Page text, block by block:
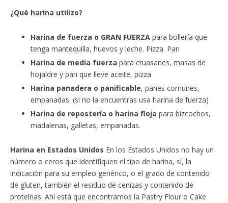
¿Qué harina utilizo?
Harina de fuerza o GRAN FUERZA para bollería que
tenga mantequilla, huevos y leche. Pizza. Pan
Harina de media fuerza para cruasanes, masas de
hojaldre y pan que lleve aceite, pizza
Harina panadera o panificable, panes comunes,
empanadas. (si no la encuentras usa harina de fuerza)
Harina de repostería o harina floja para bizcochos,
madalenas, galletas, empanadas.
Harina en Estados Unidos En los Estados Unidos no hay un
número o ceros que identifiquen el tipo de harina, sí, la
indicación para su empleo genérico, o el grado de contenido
de gluten, también el residuo de cenizas y contenido de
proteínas. Ahí está que encontramos la Pastry Flour o Cake